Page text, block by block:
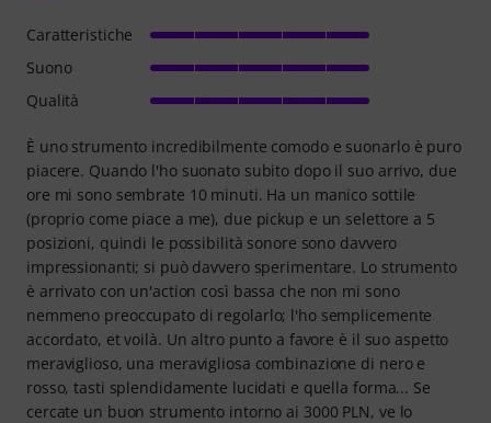
È uno strumento incredibilmente comodo e suonarlo è puro
piacere. Quando l'ho suonato subito dopo il suo arrivo, due
ore mi sono sembrate 10 minuti. Ha un manico sottile
(proprio come piace a me), due pickup e un selettore a 5
posizioni, quindi le possibilità sonore sono davvero
impressionanti; si può davvero sperimentare. Lo strumento
è arrivato con un'action così bassa che non mi sono
nemmeno preoccupato di regolarlo; l'ho semplicemente
accordato, et voilà. Un altro punto a favore è il suo aspetto
meraviglioso, una meravigliosa combinazione di nero e
rosso, tasti splendidamente lucidati e quella forma... Se
cercate un buon strumento intorno ai 3000 PLN, ve lo
Caratteristiche
Suono
Qualità